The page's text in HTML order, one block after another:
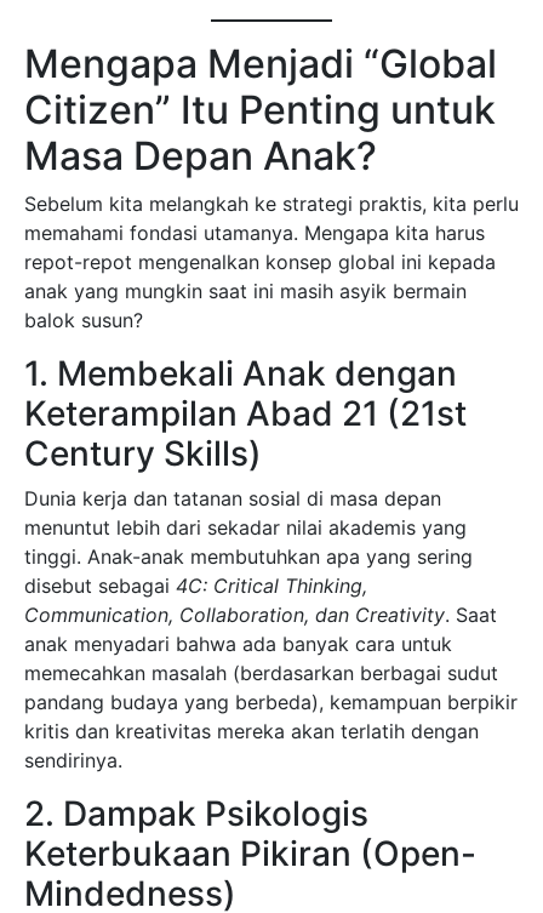
Mengapa Menjadi “Global
Citizen” Itu Penting untuk
Masa Depan Anak?
Sebelum kita melangkah ke strategi praktis, kita perlu
memahami fondasi utamanya. Mengapa kita harus
repot-repot mengenalkan konsep global ini kepada
anak yang mungkin saat ini masih asyik bermain
balok susun?
1. Membekali Anak dengan
Keterampilan Abad 21 (21st
Century Skills)
Dunia kerja dan tatanan sosial di masa depan
menuntut lebih dari sekadar nilai akademis yang
tinggi. Anak-anak membutuhkan apa yang sering
disebut sebagai 4C: Critical Thinking,
Communication, Collaboration, dan Creativity. Saat
anak menyadari bahwa ada banyak cara untuk
memecahkan masalah (berdasarkan berbagai sudut
pandang budaya yang berbeda), kemampuan berpikir
kritis dan kreativitas mereka akan terlatih dengan
sendirinya.
2. Dampak Psikologis
Keterbukaan Pikiran (Open-
Mindedness)